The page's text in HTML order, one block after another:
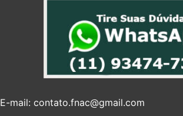
E-mail: contato.fnac@gmail.com